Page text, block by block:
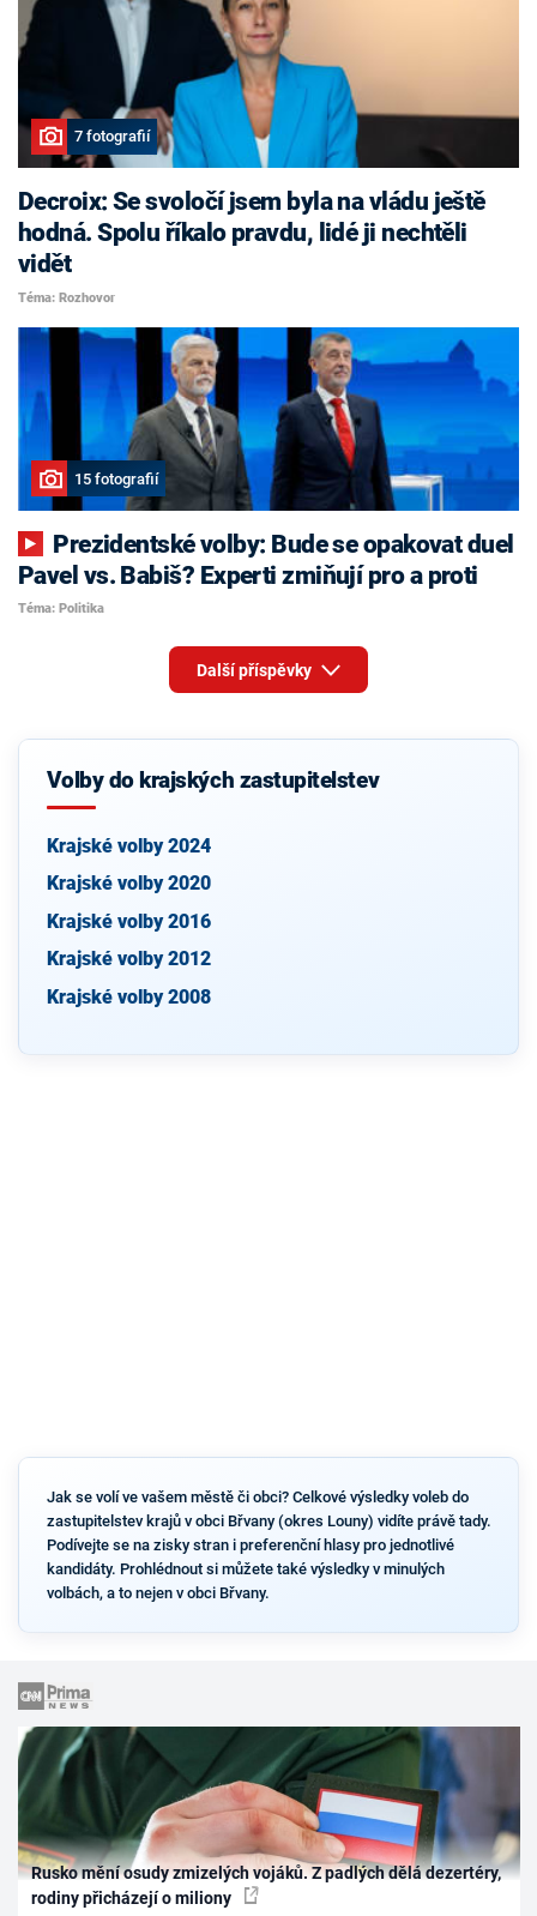
7 fotografií
Decroix: Se svoločí jsem byla na vládu ještě
hodná. Spolu říkalo pravdu, lidé ji nechtěli
vidět
Téma: Rozhovor
15 fotografií
Pavel vs. Babiš? Experti zmiňují pro a proti
Téma: Politika
Další příspěvky
Volby do krajských zastupitelstev
Krajské volby 2024
Krajské volby 2020
Krajské volby 2016
Krajské volby 2012
Krajské volby 2008
Jak se volí ve vašem městě či obci? Celkové výsledky voleb do
zastupitelstev krajů v obci Břvany (okres Louny) vidíte právě tady.
Podívejte se na zisky stran i preferenční hlasy pro jednotlivé
kandidáty. Prohlédnout si můžete také výsledky v minulých
volbách, a to nejen v obci Břvany.
Rusko mění osudy zmizelých vojáků. Z padlých dělá dezertéry,
rodiny přicházejí o miliony